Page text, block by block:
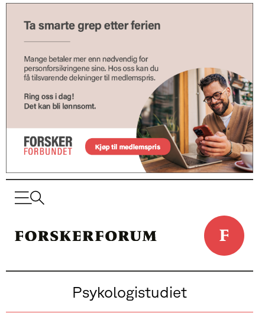
Psykologistudiet